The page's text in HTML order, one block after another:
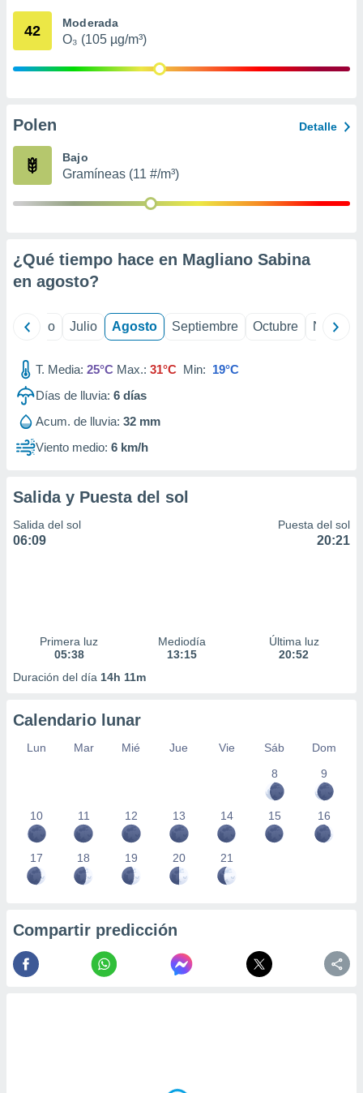
mediante
publicidad
de
42 Moderada
O₃ (105 µg/m³)
Polen Detalle
Bajo
Gramíneas (11 #/m³)
¿Qué tiempo hace en Magliano Sabina
en agosto?
Junio Julio Agosto Septiembre Octubre
T. Media: 25°C Max.: 31°C Min: 19°C
Días de lluvia: 6 días
Acum. de lluvia: 32 mm
Viento medio: 6 km/h
Salida y Puesta del sol
Salida del sol
06:09
Puesta del sol
20:21
Primera luz
05:38
Mediodía
13:15
Última luz
20:52
Duración del día 14h 11m
Calendario lunar
Lun Mar Mié Jue Vie Sáb
Dom
8
9
10 11 12 13 14 15 16
17 18 19 20 21
Compartir predicción